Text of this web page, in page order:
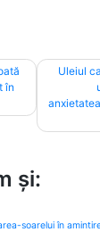
în
Uleiul
și:
soarelui în